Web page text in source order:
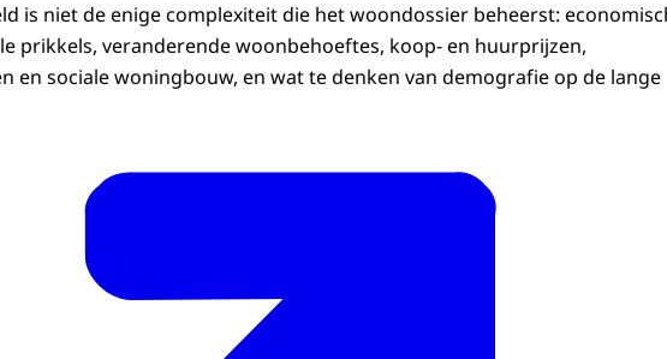
is niet de enige complexiteit die het woondossier beheerst:
prikkels, veranderende woonbehoeftes, koop- en huurprijzen,
en sociale woningbouw, en wat te denken van demografie op de lange